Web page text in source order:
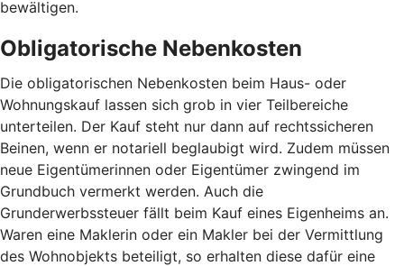
bewältigen.
Obligatorische Nebenkosten
Die obligatorischen Nebenkosten beim Haus- oder
Wohnungskauf lassen sich grob in vier Teilbereiche
unterteilen. Der Kauf steht nur dann auf rechtssicheren
Beinen, wenn er notariell beglaubigt wird. Zudem müssen
neue Eigentümerinnen oder Eigentümer zwingend im
Grundbuch vermerkt werden. Auch die
Grunderwerbssteuer fällt beim Kauf eines Eigenheims an.
Waren eine Maklerin oder ein Makler bei der Vermittlung
des Wohnobjekts beteiligt, so erhalten diese dafür eine